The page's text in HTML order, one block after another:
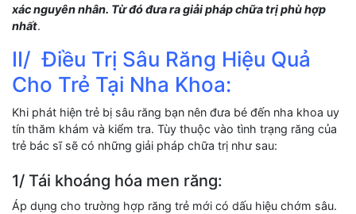
xác nguyên nhân. Từ đó đưa ra giải pháp chữa trị phù hợp
nhất.
II/ Điều Trị Sâu Răng Hiệu Quả
Cho Trẻ Tại Nha Khoa:
Khi phát hiện trẻ bị sâu răng bạn nên đưa bé đến nha khoa uy
tín thăm khám và kiểm tra. Tùy thuộc vào tình trạng răng của
trẻ bác sĩ sẽ có những giải pháp chữa trị như sau:
1/ Tái khoáng hóa men răng:
Áp dụng cho trường hợp răng trẻ mới có dấu hiệu chớm sâu.